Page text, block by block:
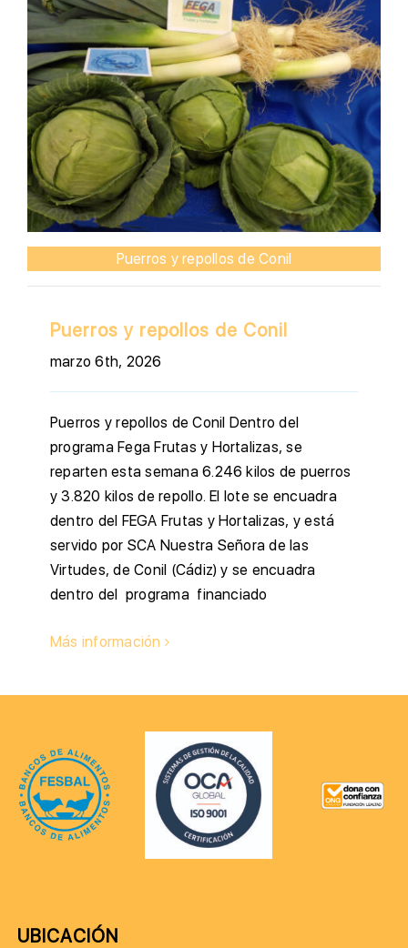
Puerros y repollos de Conil
Puerros y repollos de Conil
marzo 6th, 2026
Puerros y repollos de Conil Dentro del
programa Fega Frutas y Hortalizas, se
reparten esta semana 6.246 kilos de puerros
y 3.820 kilos de repollo. El lote se encuadra
dentro del FEGA Frutas y Hortalizas, y está
servido por SCA Nuestra Señora de las
Virtudes, de Conil (Cádiz) y se encuadra
dentro del programa financiado
Más información
UBICACIÓN